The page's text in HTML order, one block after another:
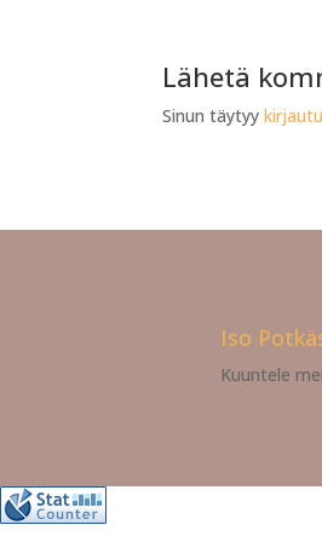
Lähetä
Sinun täytyy
Iso
Kuuntele